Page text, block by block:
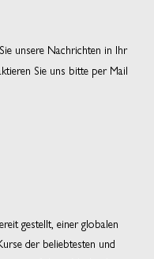
unsere Nachrichten in Ihr
Sie uns bitte per Mail
gestellt, einer globalen
der beliebtesten und